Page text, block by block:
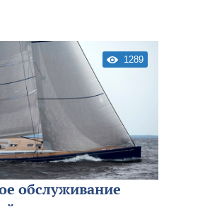
1289
обслуживание